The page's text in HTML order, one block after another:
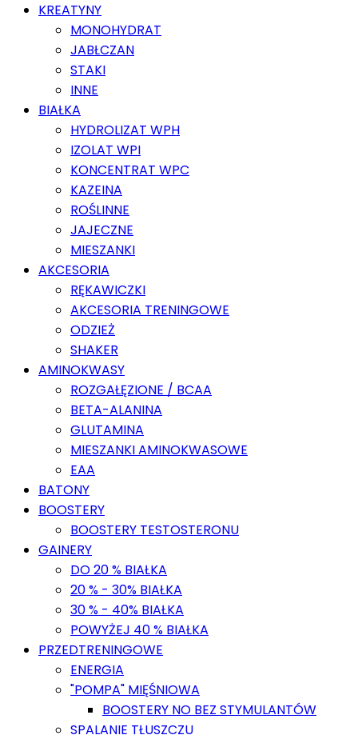
KREATYNY
MONOHYDRAT
JABŁCZAN
STAKI
INNE
BIAŁKA
HYDROLIZAT WPH
IZOLAT WPI
KONCENTRAT WPC
KAZEINA
ROŚLINNE
JAJECZNE
MIESZANKI
AKCESORIA
RĘKAWICZKI
AKCESORIA TRENINGOWE
ODZIEŻ
SHAKER
AMINOKWASY
ROZGAŁĘZIONE / BCAA
BETA-ALANINA
GLUTAMINA
MIESZANKI AMINOKWASOWE
EAA
BATONY
BOOSTERY
BOOSTERY TESTOSTERONU
GAINERY
DO 20 % BIAŁKA
20 % - 30% BIAŁKA
30 % - 40% BIAŁKA
POWYŻEJ 40 % BIAŁKA
PRZEDTRENINGOWE
ENERGIA
"POMPA" MIĘŚNIOWA
BOOSTERY NO BEZ STYMULANTÓW
SPALANIE TŁUSZCZU